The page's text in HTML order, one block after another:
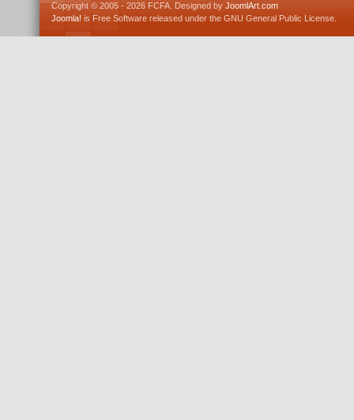
Copyright © 2005 - 2026 FCFA. Designed by JoomlArt.com
Joomla! is Free Software released under the GNU General Public License.